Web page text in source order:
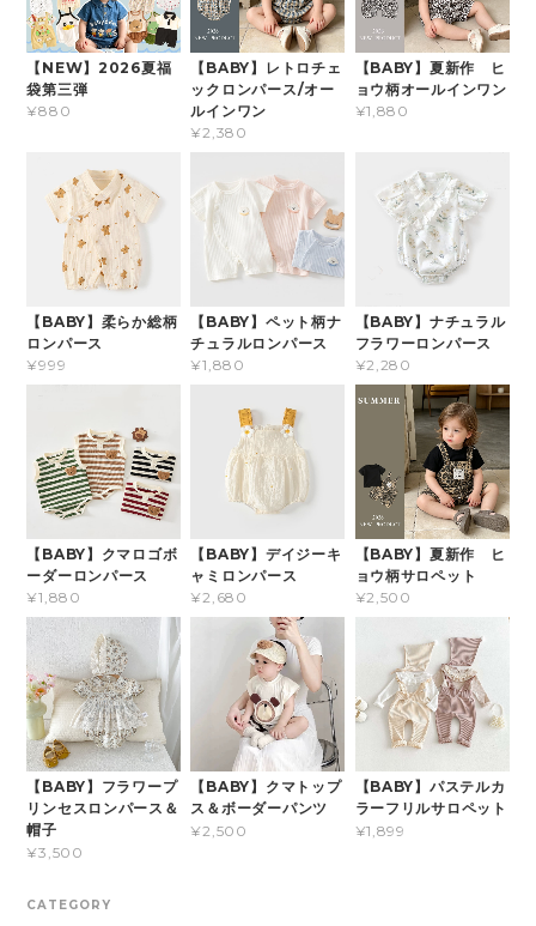
【NEW】2026夏福
袋第三弾
¥880
【BABY】レトロチェ
ックロンパース/オー
ルインワン
¥2,380
【BABY】夏新作 ヒ
ョウ柄オールインワン
¥1,880
【BABY】柔らか総柄
ロンパース
¥999
【BABY】ペット柄ナ
チュラルロンパース
¥1,880
【BABY】ナチュラル
フラワーロンパース
¥2,280
【BABY】クマロゴボ
ーダーロンパース
¥1,880
【BABY】デイジーキ
ャミロンパース
¥2,680
【BABY】夏新作 ヒ
ョウ柄サロペット
¥2,500
【BABY】フラワープ
リンセスロンパース＆
帽子
¥3,500
【BABY】クマトップ
ス＆ボーダーパンツ
¥2,500
【BABY】パステルカ
ラーフリルサロペット
¥1,899
CATEGORY